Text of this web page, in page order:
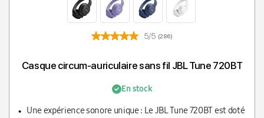
5/5 (286)
Casque circum-auriculaire sans fil JBL Tune 720BT
En stock
Une expérience sonore unique : Le JBL Tune 720BT est doté